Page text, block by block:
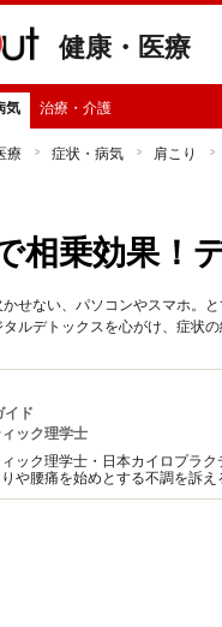
健康・医療
気 治療・介護
療 症状・病気 肩こり
相乗効果！
せない、パソコンやスマホ。
ルデトックスを心がけ、症状
イド
ック理学士
ック理学士・日本カイロプラ
や腰痛を始めとする不調を訴
、詳しい情報をお伝えしていき